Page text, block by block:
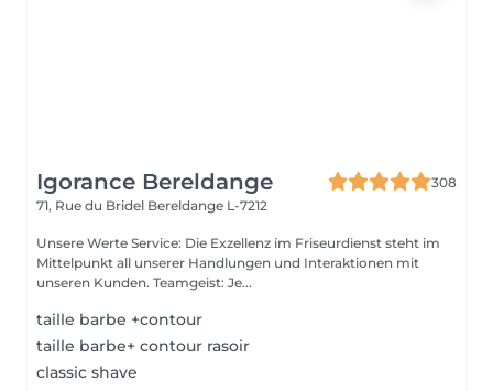
Igorance Bereldange
308
71, Rue du Bridel Bereldange L-7212
Unsere Werte Service: Die Exzellenz im Friseurdienst steht im
Mittelpunkt all unserer Handlungen und Interaktionen mit
unseren Kunden. Teamgeist: Je...
taille barbe +contour
taille barbe+ contour rasoir
classic shave